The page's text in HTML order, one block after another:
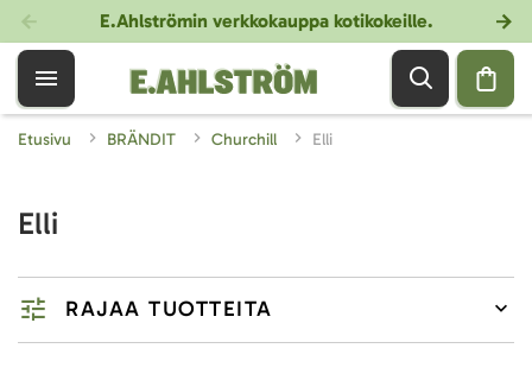
E.Ahlströmin verkkokauppa kotikokeille.
Etusivu BRÄNDIT Churchill Elli
Elli
RAJAA TUOTTEITA